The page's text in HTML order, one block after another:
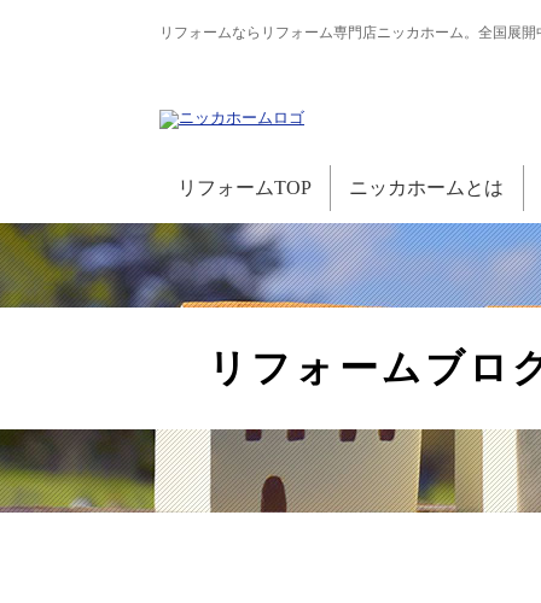
リフォームならリフォーム専門店ニッカホーム。全国展開
リフォームTOP ニッカホームとは
リフォームブロ